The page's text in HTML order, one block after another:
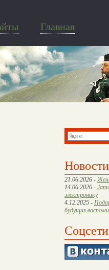
Главная
Новости
21.06.2026 -
14.06.2026 -
электронику
4.12.2025 -
будущих
Соцсети